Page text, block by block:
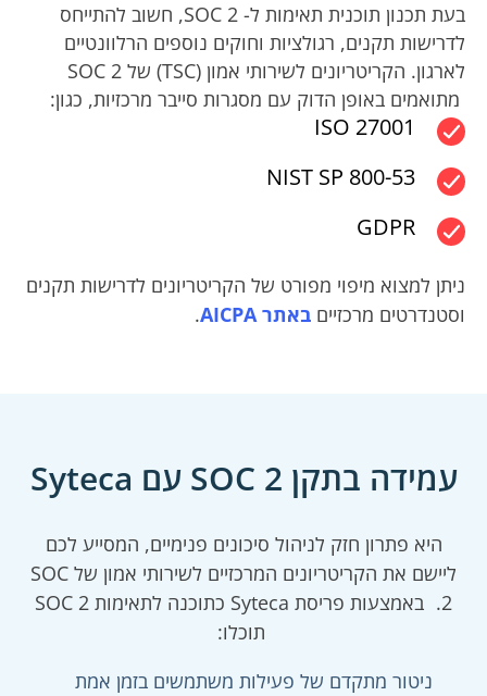
בעת תכנון תוכנית תאימות ל- SOC 2, חשוב להתייחס
לדרישות תקנים, רגולציות וחוקים נוספים הרלוונטיים
לארגון. הקריטריונים לשירותי אמון (TSC) של SOC 2
מתואמים באופן הדוק עם מסגרות סייבר מרכזיות, כגון:
ISO 27001
NIST SP 800-53
GDPR
ניתן למצוא מיפוי מפורט של הקריטריונים לדרישות תקנים
וסטנדרטים מרכזיים באתר AICPA .
עמידה בתקן SOC 2 עם Syteca
היא פתרון חזק לניהול סיכונים פנימיים, המסייע לכם
ליישם את הקריטריונים המרכזיים לשירותי אמון של SOC
2. באמצעות פריסת Syteca כתוכנה לתאימות SOC 2
תוכלו:
ניטור מתקדם של פעילות משתמשים בזמן אמת